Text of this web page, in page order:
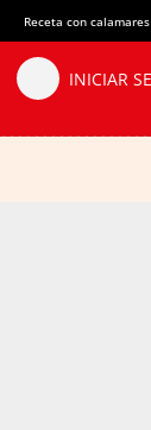
Receta con calamares